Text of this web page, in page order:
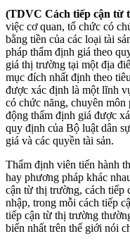
(TDVC Cách tiếp cận từ
việc cơ quan, tổ chức có
bằng tiền của các loại tài
pháp thẩm định giá theo
giá thị trường tại một địa
mục đích nhất định theo
được xác định là một lĩnh
có chức năng, chuyên
động thẩm định giá được
quy định của Bộ luật dân
giá và các quyền tài sản.
Thẩm định viên tiến hành
hay phương pháp khác
cận từ thị trường, cách tiếp
nhập, trong mỗi cách tiếp
tiếp cận từ thị trường
biến nhất trên thế giới nói